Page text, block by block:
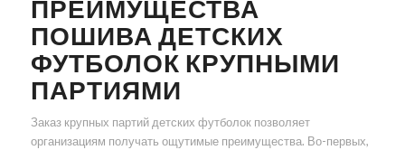
ПРЕИМУЩЕСТВА
ПОШИВА ДЕТСКИХ
ФУТБОЛОК КРУПНЫМИ
ПАРТИЯМИ
Заказ крупных партий детских футболок позволяет
организациям получать ощутимые преимущества. Во-первых,